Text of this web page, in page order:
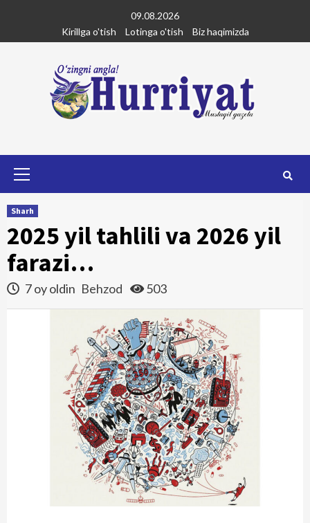
content
09.08.2026
Kirillga o'tish
Lotinga o'tish Biz haqimizda
Sharh
2025 yil tahlili va 2026 yil
farazi…
7 oy oldin Behzod 503